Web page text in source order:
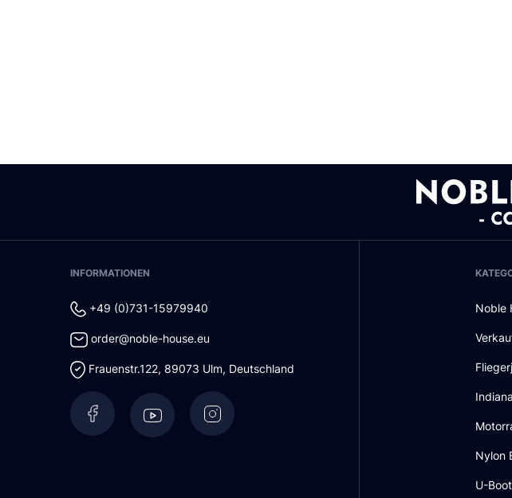
INFORMATIONEN
+49 (0)731-15979940
order@noble-house.eu
Frauenstr.122, 89073 Ulm, Deutschland
Noble
Nylon
U-